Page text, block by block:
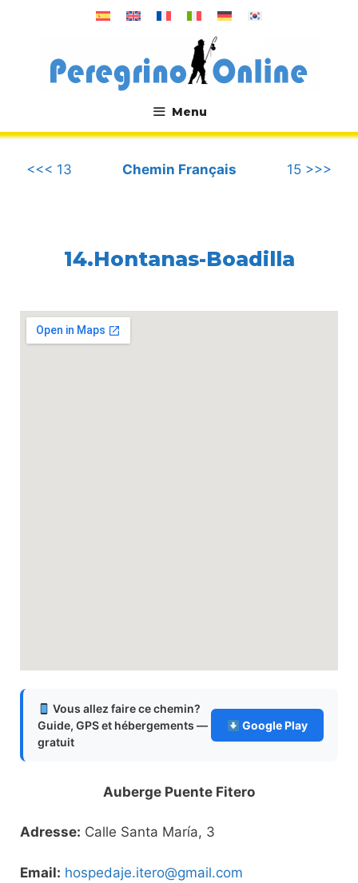
Menu
.
<<< 13
Chemin Français 15 >>>
14.Hontanas-Boadilla
Vous allez faire ce chemin?
Guide, GPS et hébergements —
gratuit
Google Play
Auberge Puente Fitero
Adresse: Calle Santa María, 3
Email: hospedaje.itero@gmail.com